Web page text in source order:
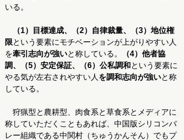
いる。
（1）目標達成、（2）自律裁量、（3）地位権
限という要素にモチベーションが上がりやすい人
を牽引志向が強いと称している。
（4）他者協
調、（5）安定保証、（6）公私調和 という要素に
やる気が左右されやすい人 を調和志向が強いと称
している。
狩猟型と農耕型、肉食系と草食系とメディアに
称していただくこともあれば、中国版シリコンバ
レー組織である中関村（ちゅうかんそん）でもプ